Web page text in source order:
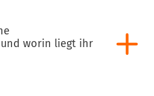
worin liegt ihr